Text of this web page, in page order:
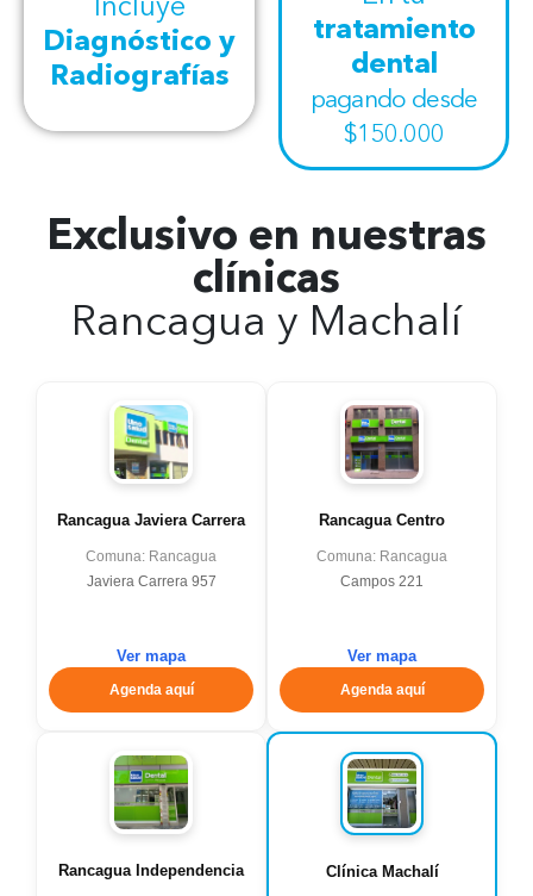
Incluye
Diagnóstico y
Radiografías
tratamiento
dental
pagando desde
$150.000
Exclusivo en nuestras
clínicas
Rancagua y Machalí
Rancagua Javiera Carrera
Comuna: Rancagua
Javiera Carrera 957
Ver mapa
Agenda aquí
Rancagua Centro
Comuna: Rancagua
Campos 221
Ver mapa
Agenda aquí
Rancagua Independencia Clínica Machalí